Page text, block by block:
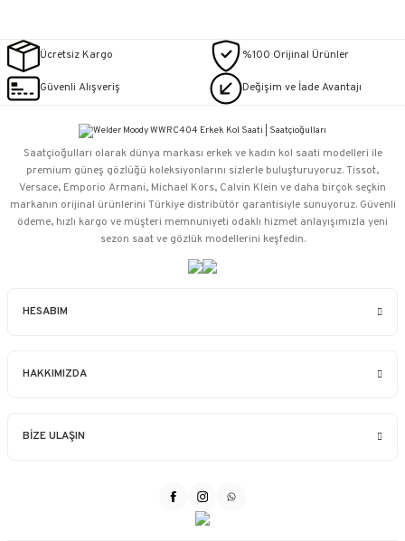
Ücretsiz Kargo %100 Orijinal Ürünler
Güvenli Alışveriş Değişim ve İade Avantajı
HESABIM
HAKKIMIZDA
BİZE ULAŞIN
Saatçioğulları⁠ olarak dünya markası erkek ve kadın kol saati modelleri ile
premium güneş gözlüğü koleksiyonlarını sizlerle buluşturuyoruz. Tissot,
Versace, Emporio Armani, Michael Kors, Calvin Klein ve daha birçok seçkin
markanın orijinal ürünlerini Türkiye distribütör garantisiyle sunuyoruz. Güvenli
ödeme, hızlı kargo ve müşteri memnuniyeti odaklı hizmet anlayışımızla yeni
sezon saat ve gözlük modellerini keşfedin.